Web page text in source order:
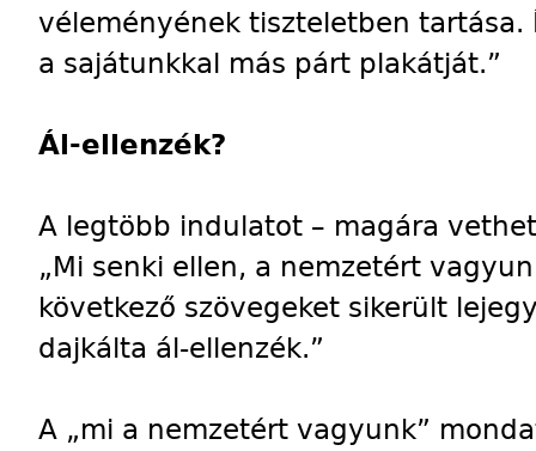
véleményének tiszteletben
a sajátunkkal más párt plakátját.”
Ál-ellenzék?
A legtöbb indulatot – magára
„Mi senki ellen, a nemzetért
következő szövegeket sikerült
dajkálta ál-ellenzék.”
A „mi a nemzetért vagyunk”